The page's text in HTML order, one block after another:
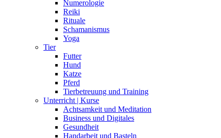
Numerologie
Reiki
Rituale
Schamanismus
Yoga
Tier
Futter
Hund
Katze
Pferd
Tierbetreuung und Training
Unterricht | Kurse
Achtsamkeit und Meditation
Business und Digitales
Gesundheit
Handarbeit und Basteln